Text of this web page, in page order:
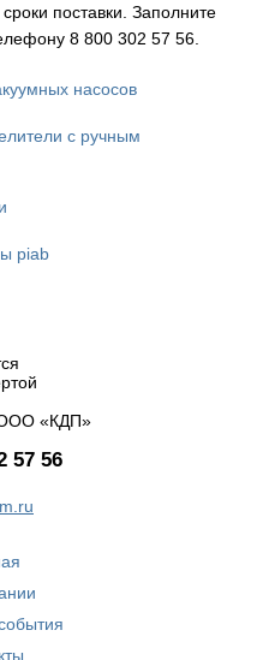
поставки. Заполните
8 800 302 57 56.
насосов
с ручным
piab
«КДП»
57 56